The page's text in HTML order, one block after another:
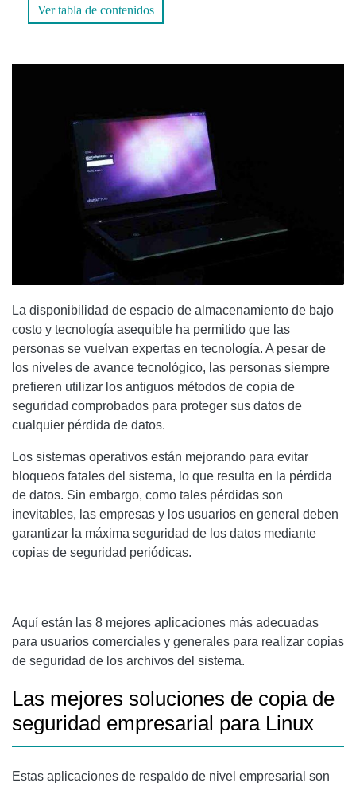
RSYNC
ATRÁS EN EL TIEMPO
TIMESHIFT
Ver tabla de contenidos
La disponibilidad de espacio de almacenamiento de bajo
costo y tecnología asequible ha permitido que las
personas se vuelvan expertas en tecnología. A pesar de
los niveles de avance tecnológico, las personas siempre
prefieren utilizar los antiguos métodos de copia de
seguridad comprobados para proteger sus datos de
cualquier pérdida de datos.
Los sistemas operativos están mejorando para evitar
bloqueos fatales del sistema, lo que resulta en la pérdida
de datos. Sin embargo, como tales pérdidas son
inevitables, las empresas y los usuarios en general deben
garantizar la máxima seguridad de los datos mediante
copias de seguridad periódicas.
Aquí están las 8 mejores aplicaciones más adecuadas
para usuarios comerciales y generales para realizar copias
de seguridad de los archivos del sistema.
Las mejores soluciones de copia de
seguridad empresarial para Linux
Estas aplicaciones de respaldo de nivel empresarial son